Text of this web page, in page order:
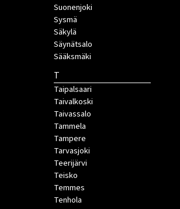
Suonenjoki
Sysmä
Säkylä
Säynätsalo
Sääksmäki
T
Taipalsaari
Taivalkoski
Taivassalo
Tammela
Tampere
Tarvasjoki
Teerijärvi
Teisko
Temmes
Tenhola